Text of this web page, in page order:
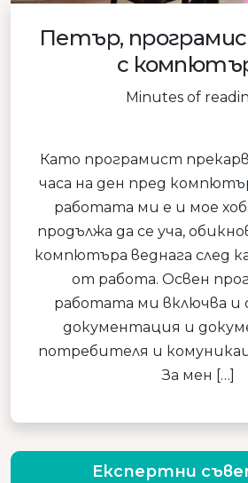
Петър,
с
Minutes of
Като програмист
часа на ден пред
работата ми е и мое
продължа да се уча,
компютъра веднага след
от работа. Освен
работата ми включва и
документация и
потребителя и
За мен […]
Експертни